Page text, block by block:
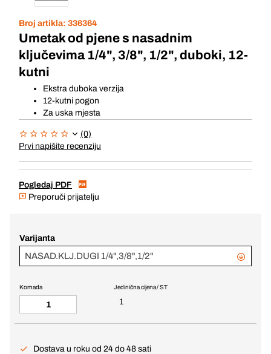
Broj artikla: 336364
Umetak od pjene s nasadnim
ključevima 1/4", 3/8", 1/2", duboki, 12-
kutni
Ekstra duboka verzija
12-kutni pogon
Za uska mjesta
(0)
Prvi napišite recenziju
Pogledaj PDF
Preporuči prijatelju
Varijanta
NASAD.KLJ.DUGI 1/4",3/8",1/2"
Jedinična cijena / ST
1
Komada
Dostava u roku od 24 do 48 sati